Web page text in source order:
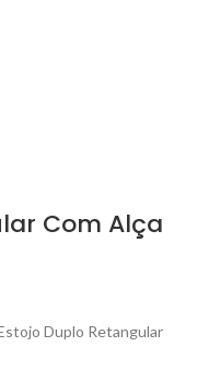
Com Alça
Duplo Retangular